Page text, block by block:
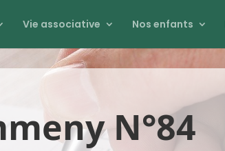
Vie associative Nos enfants
N°84